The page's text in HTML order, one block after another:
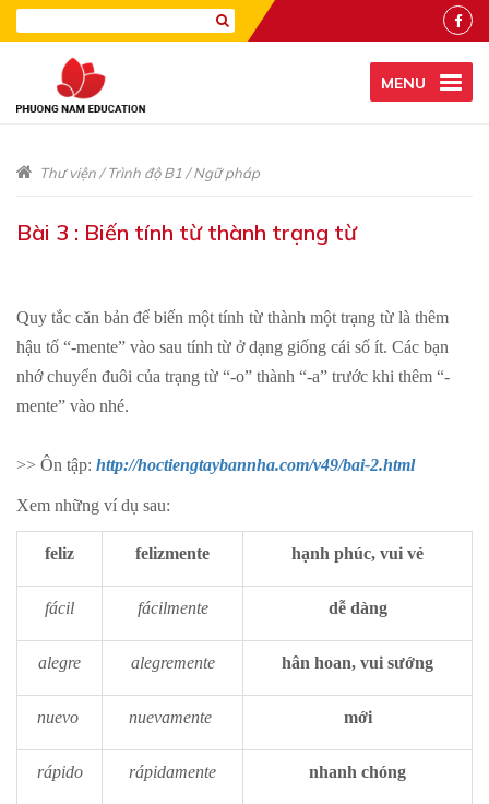
MENU
Thư viện/Trình độ B1 /Ngữ pháp
Bài 3 : Biến tính từ thành trạng từ
Quy tắc căn bản để biến một tính từ thành một trạng từ là thêm
hậu tố “-mente” vào sau tính từ ở dạng giống cái số ít. Các bạn
nhớ chuyển đuôi của trạng từ “-o” thành “-a” trước khi thêm “-
mente” vào nhé.
>> Ôn tập: http://hoctiengtaybannha.com/v49/bai-2.html
Xem những ví dụ sau:
feliz felizmente hạnh phúc, vui vẻ
fácil fácilmente dễ dàng
alegre alegremente hân hoan, vui sướng
nuevo nuevamente mới
rápido rápidamente nhanh chóng